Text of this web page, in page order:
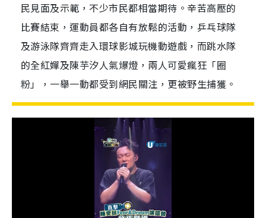
民見面及示範，不少市民都相當期待。辛苦高壓的
比賽結束，運動員都各自有放鬆的活動，乒乓球隊
及游泳隊齊齊走入環球影城玩機動遊戲，而跳水隊
的全紅嬋及陳芋汐人氣爆燈，兩人可愛瘋狂「圈
粉」，一舉一動都受到網民關注，更被野生捕獲。